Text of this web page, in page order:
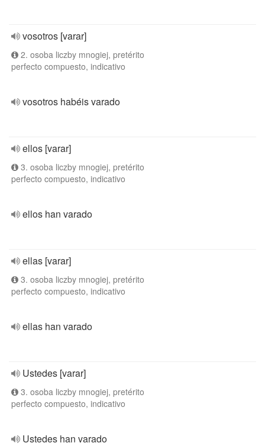
vosotros [varar]
2. osoba liczby mnogiej, pretérito
perfecto compuesto, indicativo
vosotros habéis varado
ellos [varar]
3. osoba liczby mnogiej, pretérito
perfecto compuesto, indicativo
ellos han varado
ellas [varar]
3. osoba liczby mnogiej, pretérito
perfecto compuesto, indicativo
ellas han varado
Ustedes [varar]
3. osoba liczby mnogiej, pretérito
perfecto compuesto, indicativo
Ustedes han varado